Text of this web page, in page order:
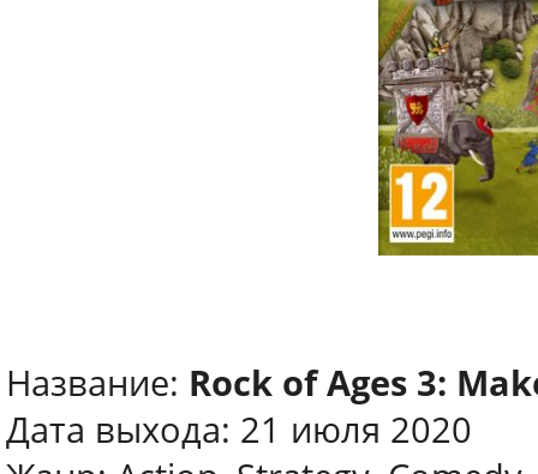
Название: Rock of Ages 3:
Дата выхода: 21 июля 2020